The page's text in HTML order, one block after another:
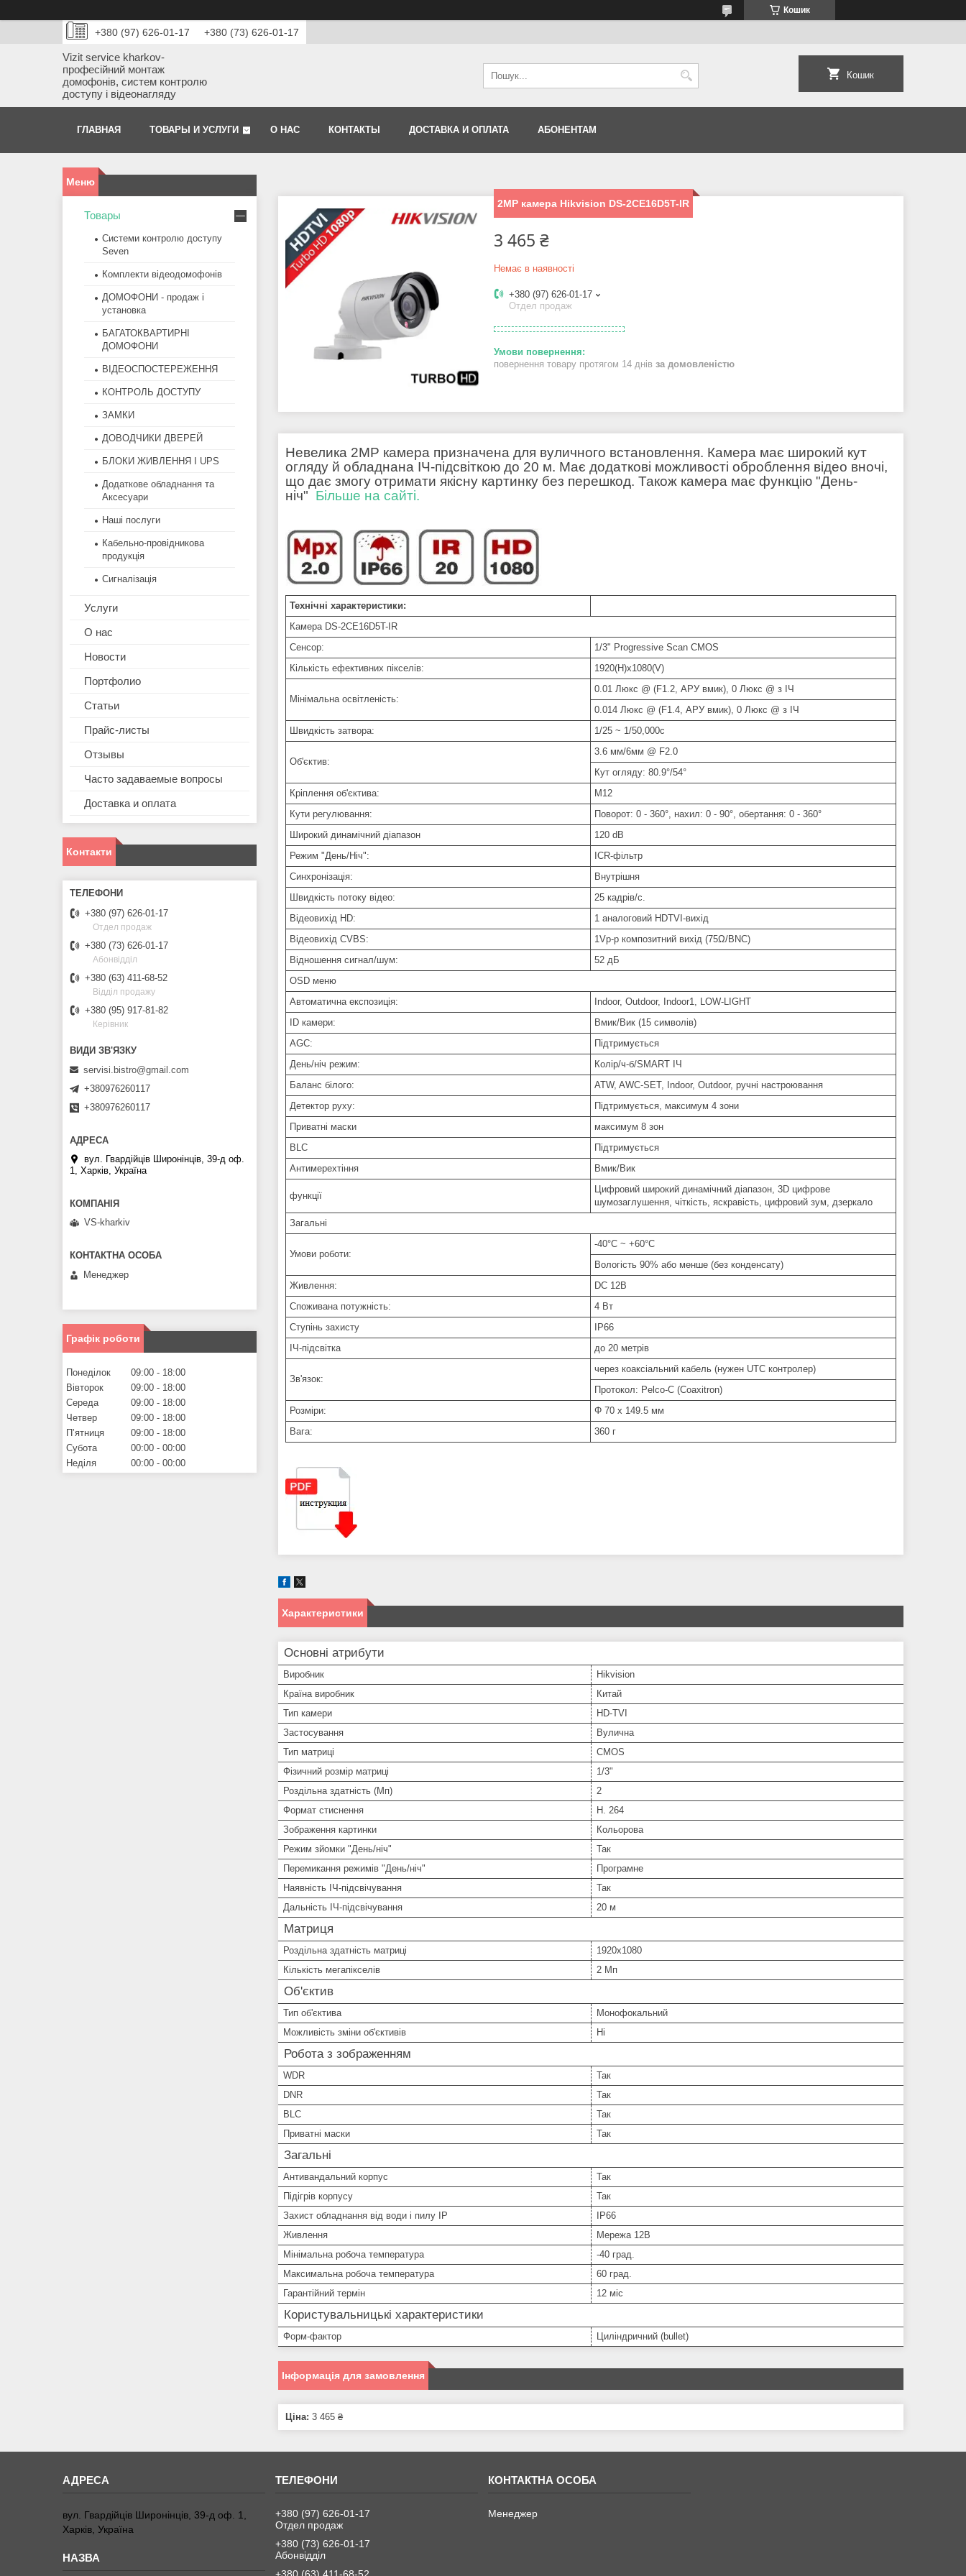
Кошик
+380 (97) 626-01-17 +380 (73) 626-01-17
Vizit service kharkov-
професійний монтаж
домофонів, систем контролю
доступу і відеонагляду
Кошик
ГЛАВНАЯ ТОВАРЫ И УСЛУГИ О НАС КОНТАКТЫ ДОСТАВКА И ОПЛАТА АБОНЕНТАМ
2MP камера Hikvision DS-2CE16D5T-IR
3 465 ₴
Немає в наявності
+380 (97) 626-01-17
Отдел продаж
повернення товару протягом 14 днів за домовленістю
Невелика 2МР камера призначена для вуличного встановлення. Камера має широкий кут
огляду й обладнана ІЧ-підсвіткою до 20 м. Має додаткові можливості оброблення відео вночі,
що дає змогу отримати якісну картинку без перешкод. Також камера має функцію "День-
ніч" Більше на сайті.
Технічні характеристики:
Камера DS-2CE16D5T-IR
Сенсор:
1/3" Progressive Scan CMOS
Кількість ефективних пікселів:
1920(H)х1080(V)
Мінімальна освітленість:
0.01 Люкс @ (F1.2, АРУ вмик), 0 Люкс @ з ІЧ
0.014 Люкс @ (F1.4, АРУ вмик), 0 Люкс @ з ІЧ
Швидкість затвора:
1/25 ~ 1/50,000с
Об'єктив:
3.6 мм/6мм @ F2.0
Кут огляду: 80.9°/54°
Кріплення об'єктива:
М12
Кути регулювання:
Поворот: 0 - 360°, нахил: 0 - 90°, обертання: 0 - 360°
Широкий динамічний діапазон
120 dB
Режим "День/Ніч":
ICR-фільтр
Синхронізація:
Внутрішня
Швидкість потоку відео:
25 кадрів/с.
Відеовихід HD:
1 аналоговий HDTVI-вихід
Відеовихід CVBS:
1Vp-p композитний вихід (75Ω/BNC)
Відношення сигнал/шум:
52 дБ
OSD меню
Автоматична експозиція:
Indoor, Outdoor, Indoor1, LOW-LIGHT
ID камери:
Вмик/Вик (15 символів)
AGC:
Підтримується
День/ніч режим:
Колір/ч-б/SMART ІЧ
Баланс білого:
ATW, AWC-SET, Indoor, Outdoor, ручні настроювання
Детектор руху:
Підтримується, максимум 4 зони
Приватні маски
максимум 8 зон
BLC
Підтримується
Антимерехтіння
Вмик/Вик
функції
Цифровий широкий динамічний діапазон, 3D цифрове
шумозаглушення, чіткість, яскравість, цифровий зум, дзеркало
Загальні
Умови роботи:
-40°C ~ +60°C
Вологість 90% або менше (без конденсату)
Живлення:
DC 12В
Споживана потужність:
4 Вт
Ступінь захисту
IP66
ІЧ-підсвітка
до 20 метрів
Зв'язок:
через коаксіальний кабель (нужен UTC контролер)
Протокол: Pelco-C (Coaxitron)
Розміри:
Φ 70 х 149.5 мм
Вага:
360 г
Характеристики
Основні атрибути
Виробник
Hikvision
Країна виробник
Китай
Тип камери
HD-TVI
Застосування
Вулична
Тип матриці
CMOS
Фізичний розмір матриці
1/3"
Роздільна здатність (Мп)
2
Формат стиснення
H. 264
Зображення картинки
Кольорова
Режим зйомки "День/ніч"
Так
Перемикання режимів "День/ніч"
Програмне
Наявність ІЧ-підсвічування
Так
Дальність ІЧ-підсвічування
20 м
Матриця
Роздільна здатність матриці
1920x1080
Кількість мегапікселів
2 Мп
Об'єктив
Тип об'єктива
Монофокальний
Можливість зміни об'єктивів
Ні
Робота з зображенням
WDR
Так
DNR
Так
BLC
Так
Приватні маски
Так
Загальні
Антивандальний корпус
Так
Підігрів корпусу
Так
Захист обладнання від води і пилу IP
IP66
Живлення
Мережа 12В
Мінімальна робоча температура
-40 град.
Максимальна робоча температура
60 град.
Гарантійний термін
12 міс
Користувальницькі характеристики
Форм-фактор Циліндричний (bullet)
Інформація для замовлення
Ціна: 3 465 ₴
Товары
Системи контролю доступу
Seven
Комплекти відеодомофонів
ДОМОФОНИ - продаж і
установка
БАГАТОКВАРТИРНІ
ДОМОФОНИ
ВІДЕОСПОСТЕРЕЖЕННЯ
КОНТРОЛЬ ДОСТУПУ
ЗАМКИ
ДОВОДЧИКИ ДВЕРЕЙ
БЛОКИ ЖИВЛЕННЯ І UPS
Додаткове обладнання та
Аксесуари
Наші послуги
Кабельно-провідникова
продукція
Сигналізація
Услуги
О нас
Новости
Портфолио
Статьи
Прайс-листы
Отзывы
Часто задаваемые вопросы
Доставка и оплата
Контакти
+380 (97) 626-01-17
Отдел продаж
+380 (73) 626-01-17
Абонвідділ
+380 (63) 411-68-52
Відділ продажу
+380 (95) 917-81-82
Керівник
servisi.bistro@gmail.com
+380976260117
+380976260117
вул. Гвардійців Широнінців, 39-д оф.
1, Харків, Україна
VS-kharkiv
Менеджер
Графік роботи
Понеділок 09:00
18:00
Вівторок
09:00
18:00
Середа
09:00
18:00
Четвер
09:00
18:00
Пʼятниця
09:00
18:00
Субота
00:00
00:00
Неділя
00:00 00:00
вул. Гвардійців Широнінців, 39-д оф. 1,
Харків, Україна
+380 (97) 626-01-17
Отдел продаж
+380 (73) 626-01-17
Абонвідділ
Менеджер